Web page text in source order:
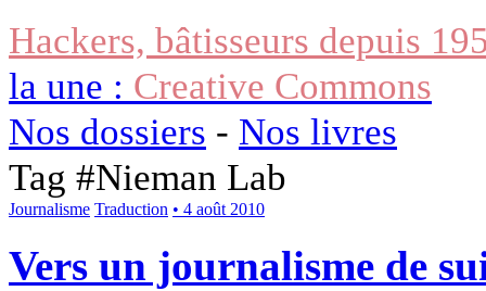
Hackers, bâtisseurs depuis
la une : Creative Commons
Nos dossiers - Nos livres
Tag #Nieman Lab
Journalisme Traduction • 4 août 2010
Vers un journalisme de